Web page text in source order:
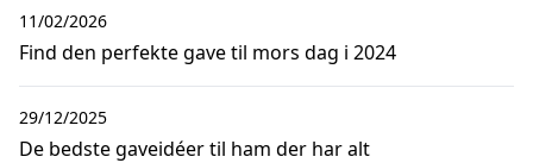
Find den perfekte gave til mors dag i 2024
11/02/2026
De bedste gaveidéer til ham der har alt
29/12/2025